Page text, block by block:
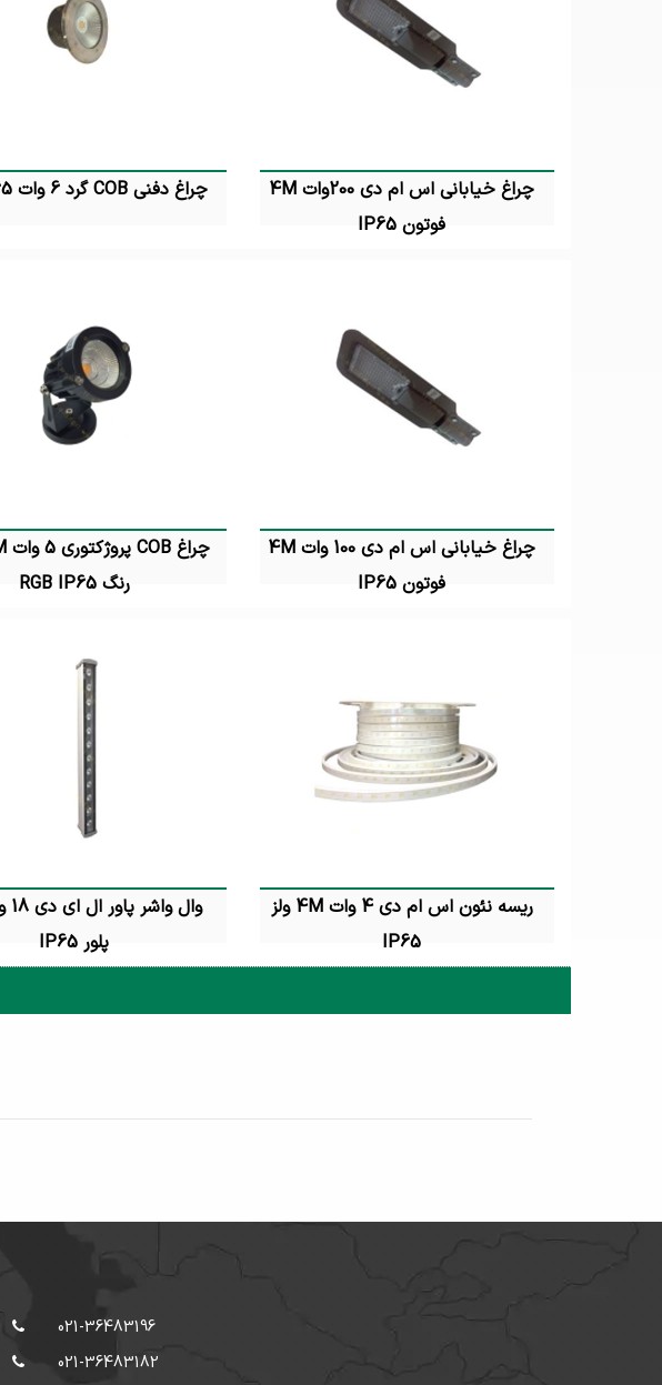
چراغ خیابانی اس ام دی 200وات 4M
فوتون IP65
چراغ دفنی COB گرد 6 وات 4M IP65
چراغ خیابانی اس ام دی 100 وات 4M
فوتون IP65
رنگ RGB IP65
ریسه نئون اس ام دی 4 وات 4M ولز
IP65
تماس بگیرید
پلور IP65
تماس بگیرید
021-36483196
021-36483182